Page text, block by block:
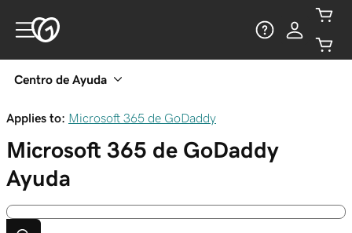
Centro de Ayuda
Applies to: Microsoft 365 de GoDaddy
Microsoft 365 de GoDaddy
Ayuda